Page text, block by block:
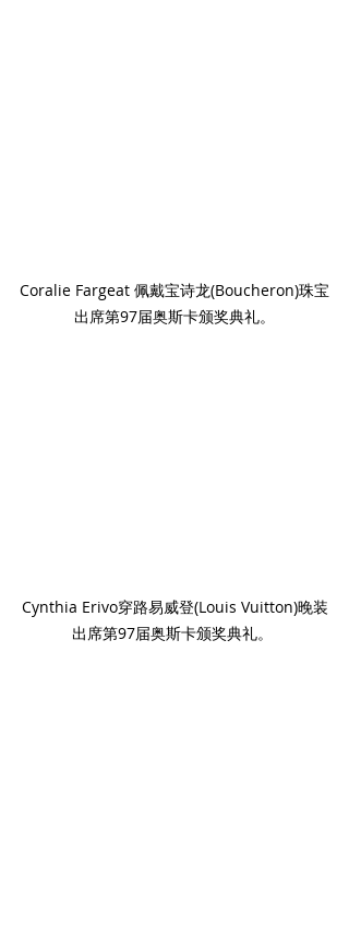
Coralie Fargeat 佩戴宝诗龙(Boucheron)珠宝
出席第97届奥斯卡颁奖典礼。
Cynthia Erivo穿路易威登(Louis Vuitton)晚装
出席第97届奥斯卡颁奖典礼。